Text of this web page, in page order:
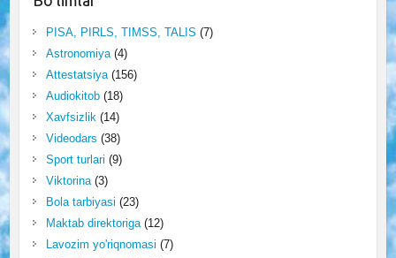
PISA, PIRLS, TIMSS, TALIS (7)
Astronomiya(4)
Attestatsiya(156)
Audiokitob(18)
Xavfsizlik(14)
Videodars (38)
Sport turlari (9)
Viktorina(3)
Bola tarbiyasi (23)
Maktab direktoriga(12)
Lavozim yo'riqnomasi (7)